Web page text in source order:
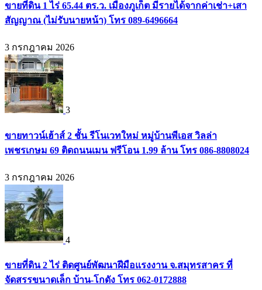
ขายที่ดิน 1 ไร่ 65.44 ตร.ว. เมืองภูเก็ต มีรายได้จากค่าเช่า+เสา
สัญญาณ (ไม่รับนายหน้า) โทร 089-6496664
3 กรกฎาคม 2026
3
ขายทาวน์เฮ้าส์ 2 ชั้น รีโนเวทใหม่ หมู่บ้านพีเอส วิลล่า
เพชรเกษม 69 ติดถนนเมน ฟรีโอน 1.99 ล้าน โทร 086-8808024
3 กรกฎาคม 2026
4
ขายที่ดิน 2 ไร่ ติดศูนย์พัฒนาฝีมือแรงงาน จ.สมุทรสาคร ที่
จัดสรรขนาดเล็ก บ้าน-โกดัง โทร 062-0172888